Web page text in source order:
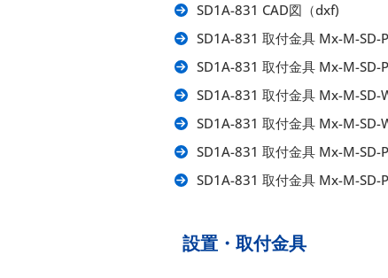
SD1A-831 CAD図（dxf)
SD1A-831 取付金具 Mx-M-SD-
SD1A-831 取付金具 Mx-M-SD-
SD1A-831 取付金具 Mx-M-SD-
SD1A-831 取付金具 Mx-M-SD-
SD1A-831 取付金具 Mx-M-SD-P
SD1A-831 取付金具 Mx-M-SD-P
設置・取付金具